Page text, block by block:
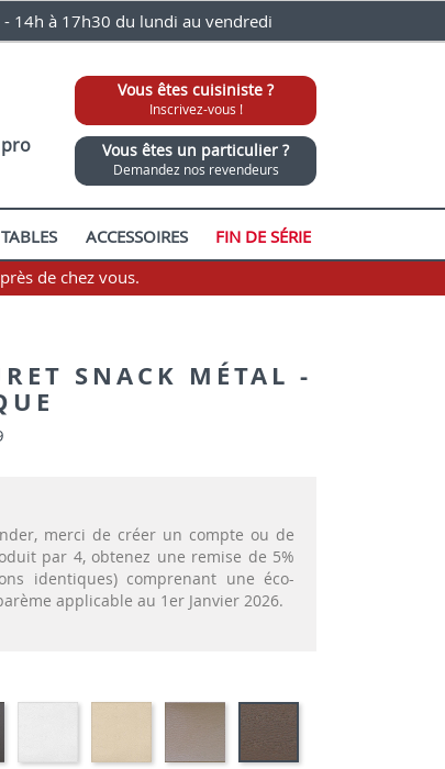
14h à 17h30 du lundi au vendredi
Vous êtes cuisiniste ?
Inscrivez-vous !
Vous êtes un particulier ?
Demandez nos revendeurs
TABLES ACCESSOIRES
FIN DE SÉRIE
de chez vous.
SNACK MÉTAL -
merci de créer un compte ou de
par 4, obtenez une remise de 5%
identiques) comprenant une éco-
applicable au 1er Janvier 2026.
SIMILI
EKOS
SIMILI
EKOS
GREGE-
SIMILI
SIMILI